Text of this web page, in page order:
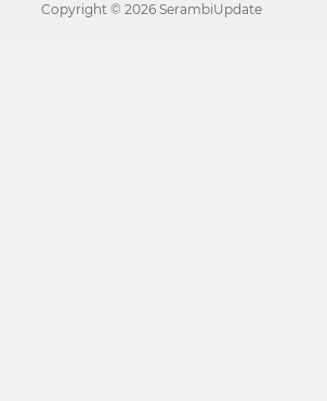
Copyright © 2026 SerambiUpdate